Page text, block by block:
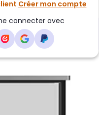
Créer mon compte
connecter avec